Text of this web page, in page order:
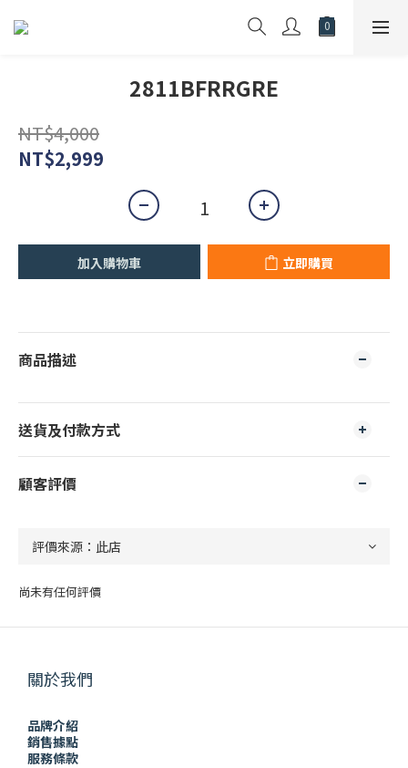
2811BFRRGRE
NT$4,000
NT$2,999
加入購物車 立即購買
商品描述
送貨及付款方式
顧客評價
尚未有任何評價
關於我們
品牌介紹
銷售據點
服務條款